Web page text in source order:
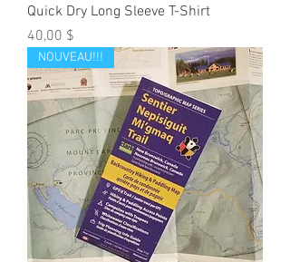
Quick Dry Long Sleeve T-Shirt
Prix
40,00 $
NOUVEAU!!!